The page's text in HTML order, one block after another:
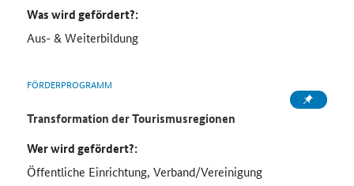
Was wird gefördert?:
Aus- & Weiterbildung
FÖRDERPROGRAMM
Transformation der Tourismusregionen
Wer wird gefördert?:
Öffentliche Einrichtung, Verband/Vereinigung